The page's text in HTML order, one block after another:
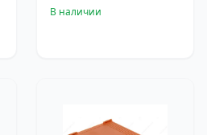
В наличии